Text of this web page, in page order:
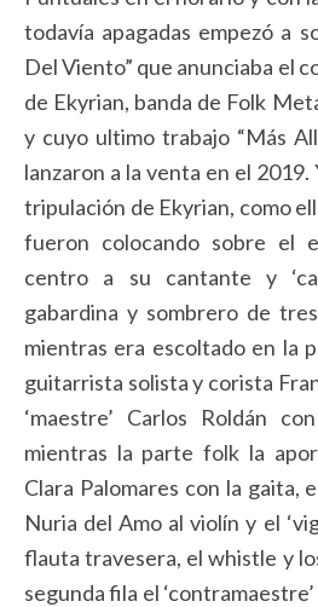
todavía apagadas empezó a
Del Viento” que anunciaba el
de Ekyrian, banda de Folk
y cuyo ultimo trabajo “Más
lanzaron a la venta en el 2019.
tripulación de Ekyrian, como
fueron colocando sobre el
centro a su cantante y
gabardina y sombrero de
mientras era escoltado en la
guitarrista solista y corista
‘maestre’ Carlos Roldán
mientras la parte folk la
Clara Palomares con la gaita,
Nuria del Amo al violín y el
flauta travesera, el whistle y
segunda fila el